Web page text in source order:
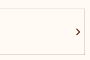
chevron_right